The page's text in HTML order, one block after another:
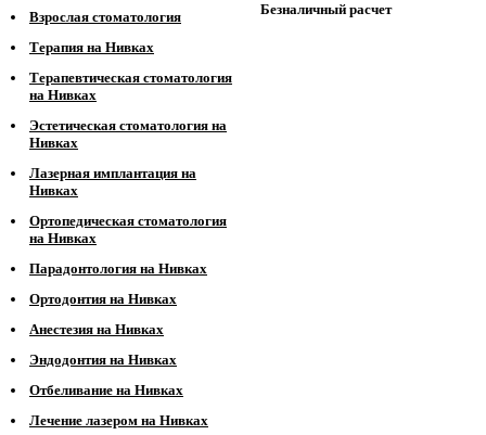
Взрослая стоматология
Терапия на Нивках
Терапевтическая стоматология
на Нивках
Эстетическая стоматология на
Нивках
Лазерная имплантация на
Нивках
Ортопедическая стоматология
на Нивках
Парадонтология на Нивках
Ортодонтия на Нивках
Анестезия на Нивках
Эндодонтия на Нивках
Отбеливание на Нивках
Лечение лазером на Нивках
Безналичный расчет